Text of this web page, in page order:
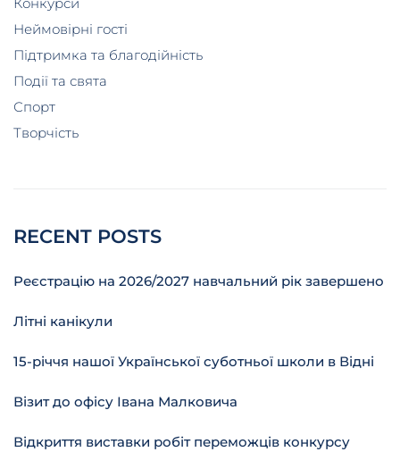
Конкурси
Неймовірні гості
Підтримка та благодійність
Події та свята
Спорт
Творчість
RECENT POSTS
Реєстрацію на 2026/2027 навчальний рік завершено
Літні канікули
15-річчя нашої Української суботньої школи в Відні
Візит до офісу Івана Малковича
Відкриття виставки робіт переможців конкурсу